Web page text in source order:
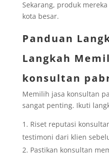
Sekarang, produk
kota besar.
Panduan
Langkah
konsultan
Memilih jasa konsultan
sangat penting. Ikuti
Riset reputasi
testimoni dari klien
Pastikan konsultan